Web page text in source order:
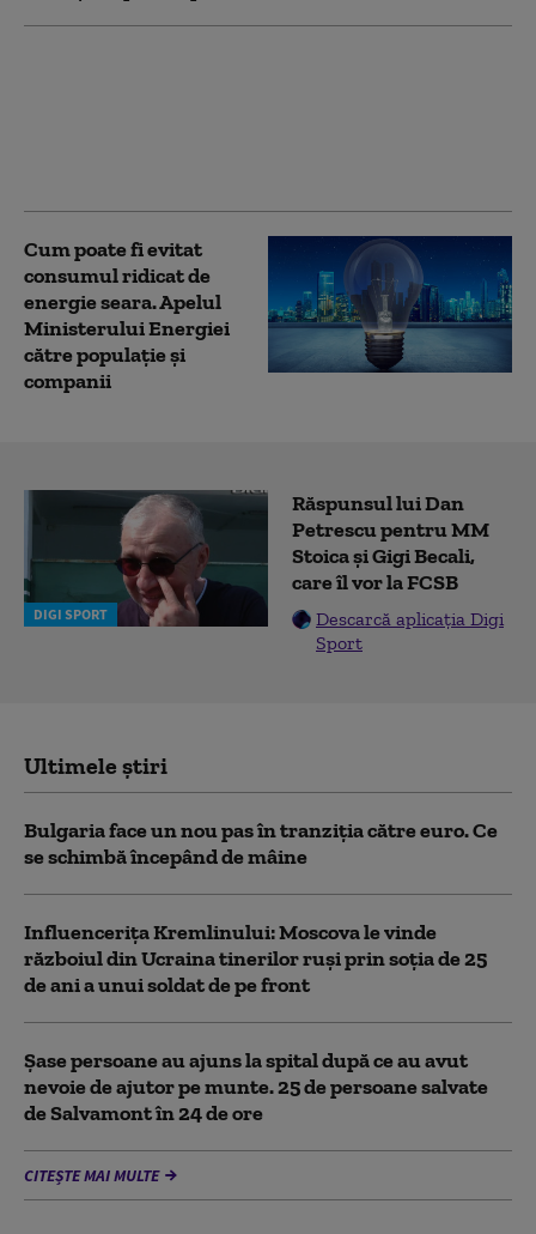
Cum poate fi evitat
consumul ridicat de
energie seara. Apelul
Ministerului Energiei
către populație și
companii
DIGI SPORT
Răspunsul lui Dan
Petrescu pentru MM
Stoica și Gigi Becali,
care îl vor la FCSB
Descarcă aplicația Digi
Sport
Ultimele știri
Bulgaria face un nou pas în tranziţia către euro. Ce
se schimbă începând de mâine
Influencerița Kremlinului: Moscova le vinde
războiul din Ucraina tinerilor ruși prin soția de 25
de ani a unui soldat de pe front
Șase persoane au ajuns la spital după ce au avut
nevoie de ajutor pe munte. 25 de persoane salvate
de Salvamont în 24 de ore
CITEȘTE MAI MULTE